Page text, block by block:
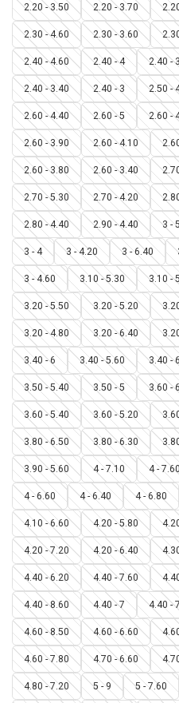
2.20 - 3.50 2.20 - 3.70
2.30 - 4.60 2.30 - 3.60
2.40 - 4.60 2.40 - 4 2.40 -
2.40 - 3.40 2.40 - 3 2.50 -
2.60 - 4.40 2.60 - 5 2.60 -
2.60 - 3.90 2.60 - 4.10
2.60 - 3.80 2.60 - 3.40
2.70 - 5.30 2.70 - 4.20
2.80 - 4.40 2.90 - 4.40 3 -
3 - 4 3 - 4.20 3 - 6.40
3 - 4.60 3.10 - 5.30 3.10 -
3.20 - 5.50 3.20 - 5.20
3.20 - 4.80 3.20 - 6.40
3.40 - 6 3.40 - 5.60 3.40 -
3.50 - 5.40 3.50 - 5 3.60 -
3.60 - 5.40 3.60 - 5.20
3.80 - 6.50 3.80 - 6.30
3.90 - 5.60 4 - 7.10 4 - 7.60
4 - 6.60 4 - 6.40 4 - 6.80
4.10 - 6.60 4.20 - 5.80
4.20 - 7.20 4.20 - 6.40
4.40 - 6.20 4.40 - 7.60
4.40 - 8.60 4.40 - 7 4.40 -
4.60 - 8.50 4.60 - 6.60
4.60 - 7.80 4.70 - 6.60
4.80 - 7.20 5 - 9 5 - 7.60